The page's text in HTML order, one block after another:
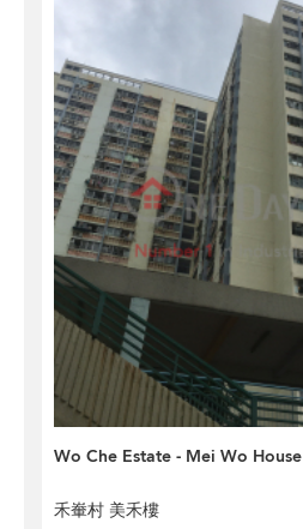
Wo Che Estate - Mei Wo House
禾輋村 美禾樓